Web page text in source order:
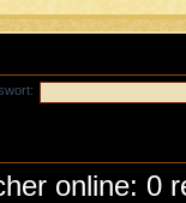
online: 0